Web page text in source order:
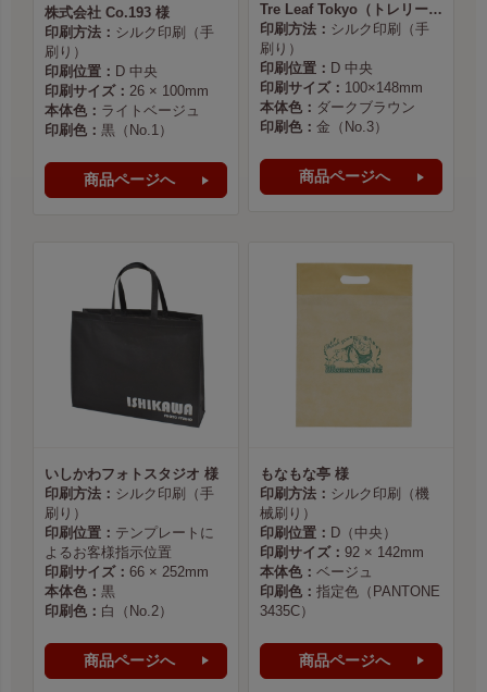
株式会社 Co.193 様
印刷方法： シルク印刷（手
刷り）
印刷位置： D 中央
印刷サイズ： 26 × 100mm
本体色： ライトベージュ
印刷色： 黒（No.1）
商品ページへ
Tre Leaf Tokyo（トレリーフ東京） 様
印刷方法： シルク印刷（手
刷り）
印刷位置： D 中央
印刷サイズ： 100×148mm
本体色： ダークブラウン
印刷色： 金（No.3）
商品ページへ
いしかわフォトスタジオ 様
印刷方法： シルク印刷（手
刷り）
印刷位置： テンプレートに
よるお客様指示位置
印刷サイズ： 66 × 252mm
本体色： 黒
印刷色： 白（No.2）
商品ページへ
もなもな亭 様
印刷方法： シルク印刷（機
械刷り）
印刷位置： D（中央）
印刷サイズ： 92 × 142mm
本体色： ベージュ
印刷色： 指定色（PANTONE
3435C）
商品ページへ